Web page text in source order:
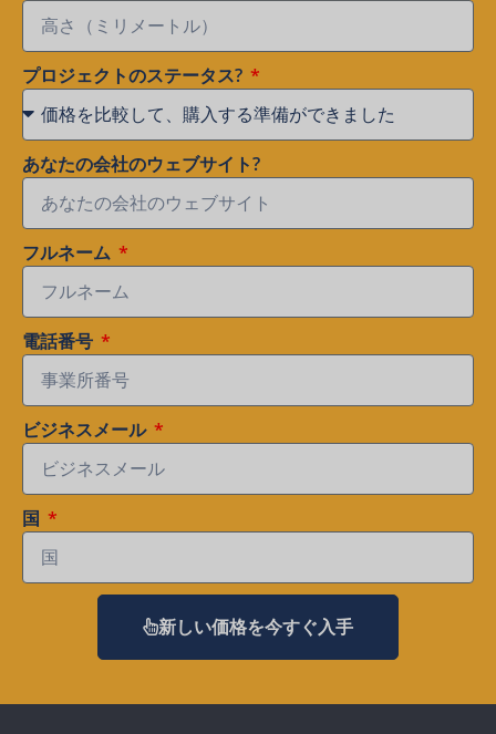
プロジェクトのステータス?
あなたの会社のウェブサイト?
フルネーム
電話番号
ビジネスメール
国
新しい価格を今すぐ入手